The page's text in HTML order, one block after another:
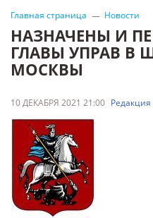
Главная страница Новости
НАЗНАЧЕНЫ И
ГЛАВЫ УПРАВ В
МОСКВЫ
10 ДЕКАБРЯ 2021 21:00